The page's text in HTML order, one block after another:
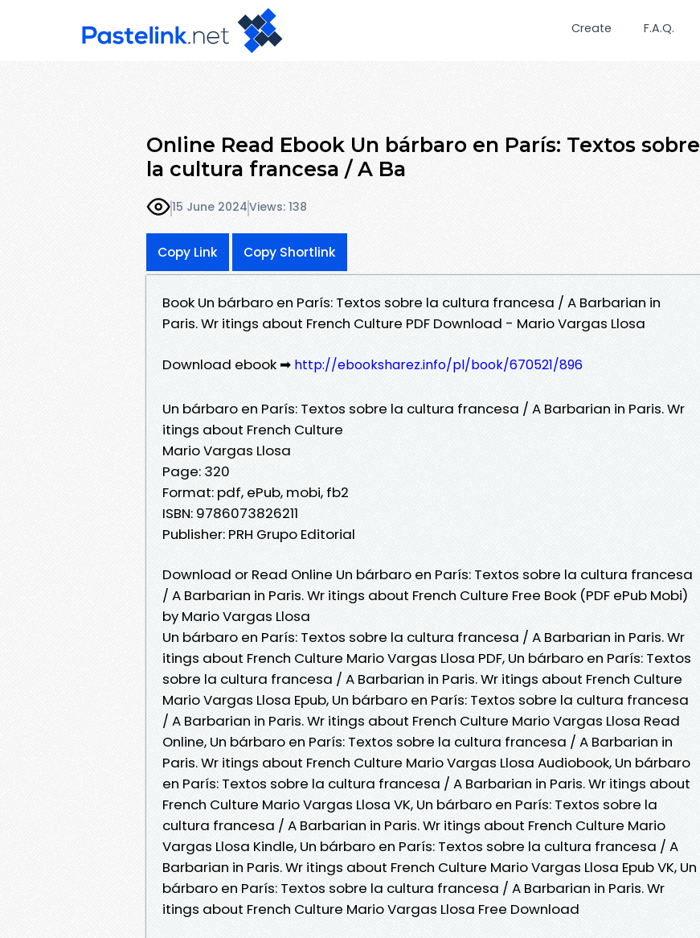
Create F.A.Q.
Online Read Ebook Un bárbaro en París: Textos sobre
la cultura francesa / A Ba
15 June 2024Views: 138
Copy Link Copy Shortlink
Book Un bárbaro en París: Textos sobre la cultura francesa / A Barbarian in
Paris. Wr itings about French Culture PDF Download - Mario Vargas Llosa
Download ebook ➡ http://ebooksharez.info/pl/book/670521/896
Un bárbaro en París: Textos sobre la cultura francesa / A Barbarian in Paris. Wr
itings about French Culture
Mario Vargas Llosa
Page: 320
Format: pdf, ePub, mobi, fb2
ISBN: 9786073826211
Publisher: PRH Grupo Editorial
Download or Read Online Un bárbaro en París: Textos sobre la cultura francesa
/ A Barbarian in Paris. Wr itings about French Culture Free Book (PDF ePub Mobi)
by Mario Vargas Llosa
Un bárbaro en París: Textos sobre la cultura francesa / A Barbarian in Paris. Wr
itings about French Culture Mario Vargas Llosa PDF, Un bárbaro en París: Textos
sobre la cultura francesa / A Barbarian in Paris. Wr itings about French Culture
Mario Vargas Llosa Epub, Un bárbaro en París: Textos sobre la cultura francesa
/ A Barbarian in Paris. Wr itings about French Culture Mario Vargas Llosa Read
Online, Un bárbaro en París: Textos sobre la cultura francesa / A Barbarian in
Paris. Wr itings about French Culture Mario Vargas Llosa Audiobook, Un bárbaro
en París: Textos sobre la cultura francesa / A Barbarian in Paris. Wr itings about
French Culture Mario Vargas Llosa VK, Un bárbaro en París: Textos sobre la
cultura francesa / A Barbarian in Paris. Wr itings about French Culture Mario
Vargas Llosa Kindle, Un bárbaro en París: Textos sobre la cultura francesa / A
Barbarian in Paris. Wr itings about French Culture Mario Vargas Llosa Epub VK, Un
bárbaro en París: Textos sobre la cultura francesa / A Barbarian in Paris. Wr
itings about French Culture Mario Vargas Llosa Free Download